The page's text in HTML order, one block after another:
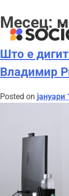
Skip
to
content
Месец:
Што е
Владимир
Posted on јануари